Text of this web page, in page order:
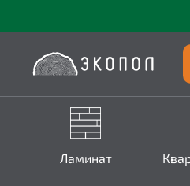
Ламинат